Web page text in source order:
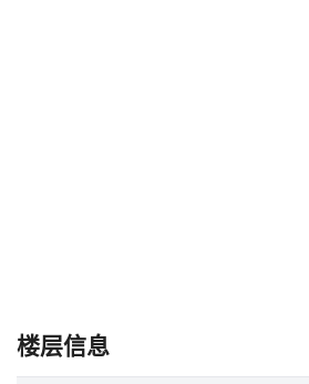
楼层信息